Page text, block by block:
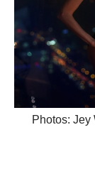
Photos: Jey